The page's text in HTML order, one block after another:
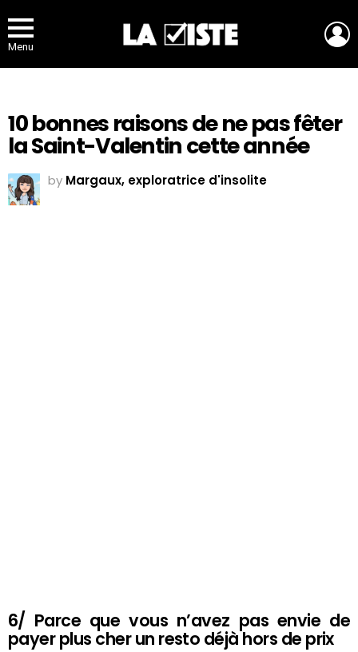
Menu
10 bonnes raisons de ne pas fêter
la Saint-Valentin cette année
by Margaux, exploratrice d'insolite
6/ Parce que vous n’avez pas envie de
payer plus cher un resto déjà hors de prix